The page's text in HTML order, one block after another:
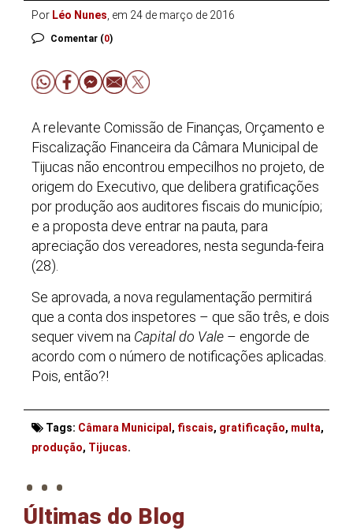
Por Léo Nunes , em 24 de março de 2016
Comentar (0)
A relevante Comissão de Finanças, Orçamento e
Fiscalização Financeira da Câmara Municipal de
Tijucas não encontrou empecilhos no projeto, de
origem do Executivo, que delibera gratificações
por produção aos auditores fiscais do município;
e a proposta deve entrar na pauta, para
apreciação dos vereadores, nesta segunda-feira
(28).
Se aprovada, a nova regulamentação permitirá
que a conta dos inspetores – que são três, e dois
sequer vivem na Capital do Vale – engorde de
acordo com o número de notificações aplicadas.
Pois, então?!
Tags: Câmara Municipal , fiscais, gratificação, multa,
produção, Tijucas.
. . .
Últimas do Blog